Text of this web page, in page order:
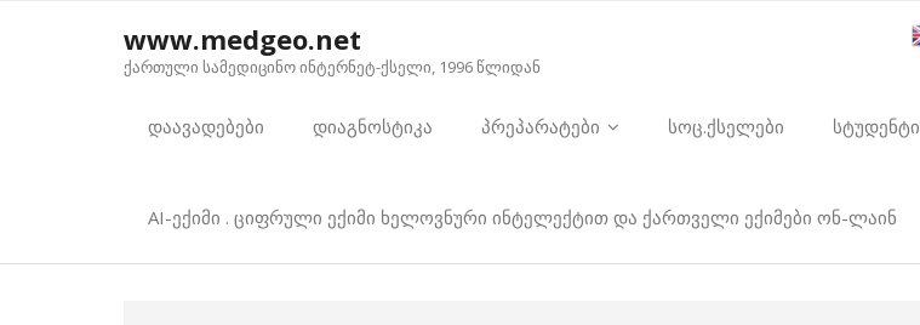
www.medgeo.net
ქართული სამედიცინო ინტერნეტ-ქსელი, 1996 წლიდან
დაავადებები დიაგნოსტიკა პრეპარატები სოც.ქსელები სტუდენტი
AI-ექიმი . ციფრული ექიმი ხელოვნური ინტელექტით და ქართველი ექიმები ონ-ლაინ